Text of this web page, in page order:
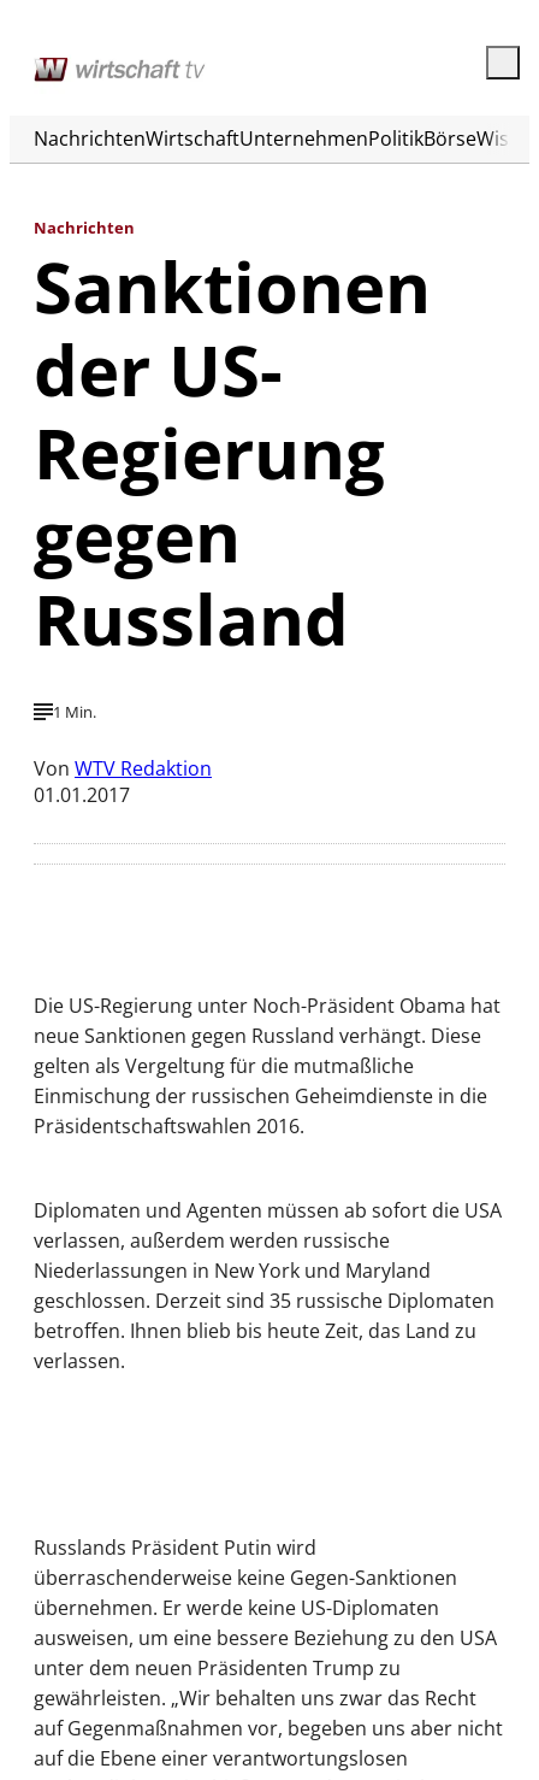
NachrichtenWirtschaftUnternehmenPolitikBörse
Nachrichten
Sanktionen
der US-
Regierung
gegen
Russland
1 Min.
Von WTV Redaktion
01.01.2017
Die US-Regierung unter Noch-Präsident Obama hat
neue Sanktionen gegen Russland verhängt. Diese
gelten als Vergeltung für die mutmaßliche
Einmischung der russischen Geheimdienste in die
Präsidentschaftswahlen 2016.
Diplomaten und Agenten müssen ab sofort die USA
verlassen, außerdem werden russische
Niederlassungen in New York und Maryland
geschlossen. Derzeit sind 35 russische Diplomaten
betroffen. Ihnen blieb bis heute Zeit, das Land zu
verlassen.
Russlands Präsident Putin wird
überraschenderweise keine Gegen-Sanktionen
übernehmen. Er werde keine US-Diplomaten
ausweisen, um eine bessere Beziehung zu den USA
unter dem neuen Präsidenten Trump zu
gewährleisten. „Wir behalten uns zwar das Recht
auf Gegenmaßnahmen vor, begeben uns aber nicht
auf die Ebene einer verantwortungslosen